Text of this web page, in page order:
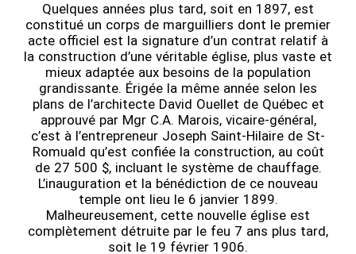
Quelques années plus tard, soit en 1897, est
constitué un corps de marguilliers dont le premier
acte officiel est la signature d’un contrat relatif à
la construction d’une véritable église, plus vaste et
mieux adaptée aux besoins de la population
grandissante. Érigée la même année selon les
plans de l’architecte David Ouellet de Québec et
approuvé par Mgr C.A. Marois, vicaire-général,
c’est à l’entrepreneur Joseph Saint-Hilaire de St-
Romuald qu’est confiée la construction, au coût
de 27 500 $, incluant le système de chauffage.
L’inauguration et la bénédiction de ce nouveau
temple ont lieu le 6 janvier 1899.
Malheureusement, cette nouvelle église est
complètement détruite par le feu 7 ans plus tard,
soit le 19 février 1906.